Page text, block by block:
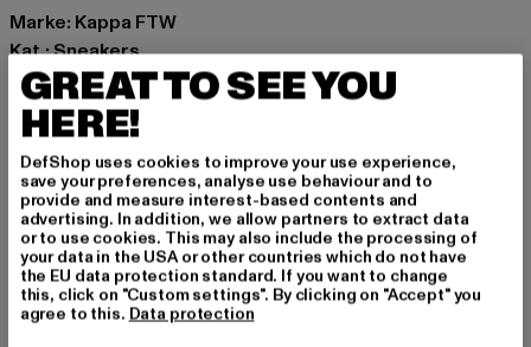
Marke: Kappa FTW
Kat.: Sneakers
Farbe: weiß
Hersteller Farbe: white/rose
Obermaterial: sonstiges Material
Innenfutter: sonstiges Material
Art.Nr: 95K0513005-04237
GRÖSSE & PASSFORM
PFLEGEHINWEISE
GREAT TO SEE YOU
HERE!
DefShop uses cookies to improve your use experience,
save your preferences, analyse use behaviour and to
provide and measure interest-based contents and
advertising. In addition, we allow partners to extract data
or to use cookies. This may also include the processing of
your data in the USA or other countries which do not have
the EU data protection standard. If you want to change
this, click on "Custom settings". By clicking on "Accept" you
agree to this. Data protection